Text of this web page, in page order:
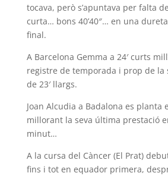
tocava, però s’apuntava per falta
curta… bons 40’40″… en una
final.
A Barcelona Gemma a 24′ curts
registre de temporada i prop de la
de 23′ llargs.
Joan Alcudia a Badalona es planta
millorant la seva última prestació
minut…
A la cursa del Càncer (El Prat)
fins i tot en equador primera,